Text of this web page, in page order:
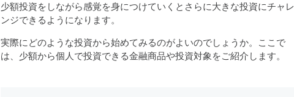
少額投資をしながら感覚を身につけていくとさらに大きな投資にチャレ
ンジできるようになります。
実際にどのような投資から始めてみるのがよいのでしょうか。ここで
は、少額から個人で投資できる金融商品や投資対象をご紹介します。